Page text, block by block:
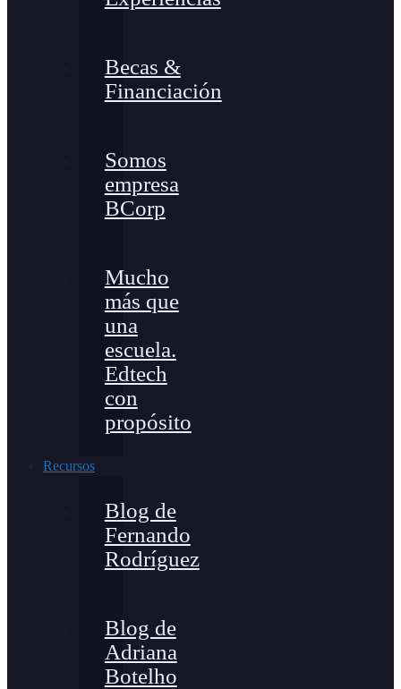
Becas &
Financiación
Somos
empresa
BCorp
Mucho
más que
una
escuela.
Edtech
con
propósito
Recursos
Blog de
Fernando
Rodríguez
Blog de
Adriana
Botelho